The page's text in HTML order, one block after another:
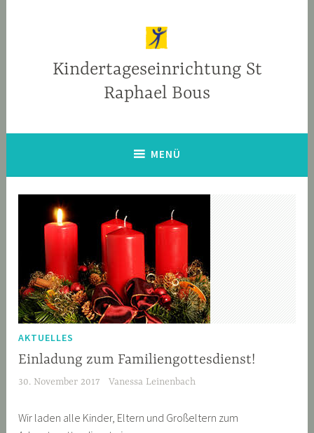
Kindertageseinrichtung St
Raphael Bous
MENÜ
AKTUELLES
Einladung zum Familiengottesdienst!
30. November 2017 Vanessa Leinenbach
Wir laden alle Kinder, Eltern und Großeltern zum